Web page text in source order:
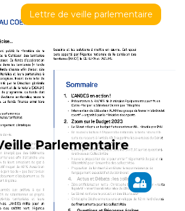
Lettre de veille parlementaire
Parlementaire